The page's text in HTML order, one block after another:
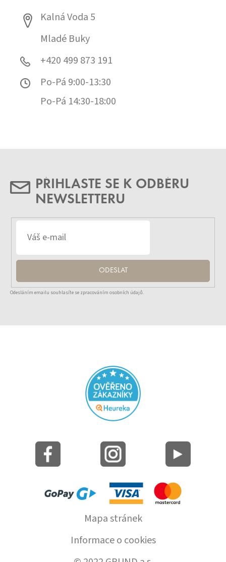
Kalná Voda 5
Mladé Buky
+420 499 873 191
Po-Pá 9:00-13:30
Po-Pá 14:30-18:00
PŘIHLASTE SE K ODBĚRU
NEWSLETTERU
ODESLAT
Odesláním emailu souhlasíte se zpracováním osobních údajů.
Mapa stránek
Informace o cookies